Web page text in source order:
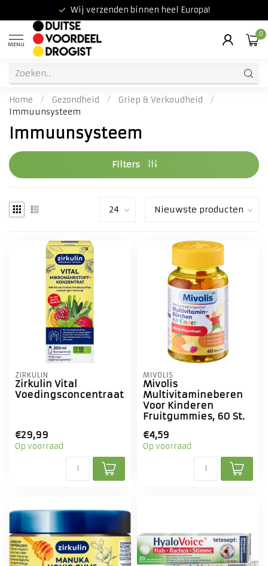
Wij verzenden binnen heel Europa!
MENU
0
Home / Gezondheid / Griep & Verkoudheid
/
Immuunsysteem
Immuunsysteem
Filters
ZIRKULIN
Zirkulin Vital
Voedingsconcentraat
€29,99
Op voorraad
MIVOLIS
Mivolis
Multivitamineberen
Voor Kinderen
Fruitgummies, 60 St.
€4,59
Op voorraad